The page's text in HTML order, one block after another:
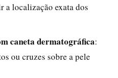
a localização exata dos
caneta dermatográfica:
ou cruzes sobre a pele